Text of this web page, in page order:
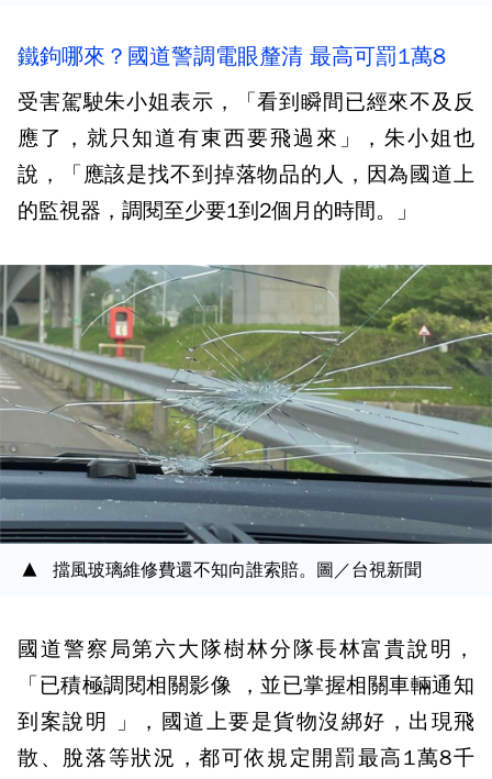
鐵鉤哪來？國道警調電眼釐清 最高可罰1萬8
受害駕駛朱小姐表示，「看到瞬間已經來不及反
應了，就只知道有東西要飛過來」，朱小姐也
說，「應該是找不到掉落物品的人，因為國道上
的監視器，調閱至少要1到2個月的時間。」
擋風玻璃維修費還不知向誰索賠。圖／台視新聞
國道警察局第六大隊樹林分隊長林富貴說明，
「已積極調閱相關影像 ，並已掌握相關車輛通知
到案說明 」，國道上要是貨物沒綁好，出現飛
散、脫落等狀況，都可依規定開罰最高1萬8千